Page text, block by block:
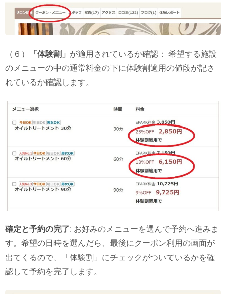
（６） 「体験割」 が適用されているか確認： 希望する施設
のメニューの中の通常料金の下に体験割適用の値段が記さ
れているか確認します。
確定と予約の完了: お好みのメニューを選んで予約へ進みま
す。希望の日時を選んだら、最後にクーポン利用の画面が
出てくるので、「体験割」にチェックがついているかを確
認して予約を完了します。